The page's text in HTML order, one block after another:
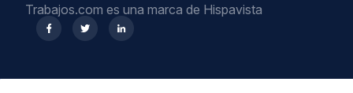
Trabajos.com es una marca de Hispavista